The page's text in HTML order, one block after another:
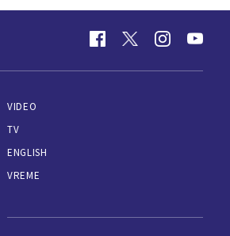
VIDEO
TV
ENGLISH
VREME